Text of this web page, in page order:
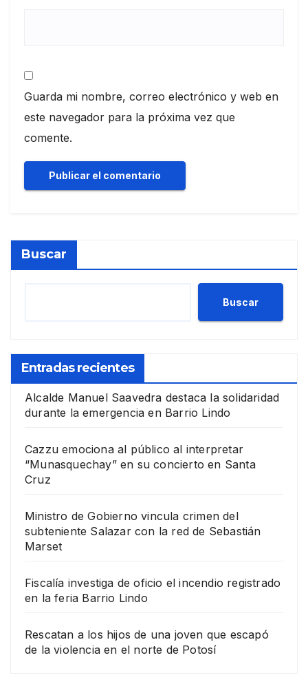
Guarda mi nombre, correo electrónico y web en
este navegador para la próxima vez que
comente.
Buscar
Buscar
Entradas recientes
Alcalde Manuel Saavedra destaca la solidaridad
durante la emergencia en Barrio Lindo
Cazzu emociona al público al interpretar
“Munasquechay” en su concierto en Santa
Cruz
Ministro de Gobierno vincula crimen del
subteniente Salazar con la red de Sebastián
Marset
Fiscalía investiga de oficio el incendio registrado
en la feria Barrio Lindo
Rescatan a los hijos de una joven que escapó
de la violencia en el norte de Potosí